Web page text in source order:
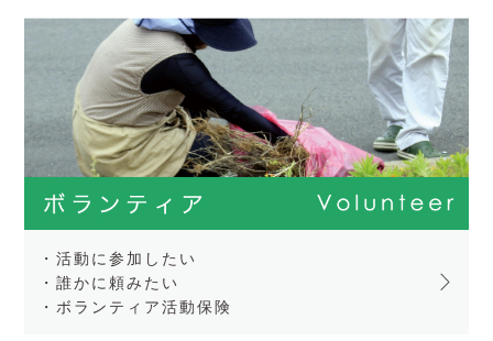
・活動に参加したい
・誰かに頼みたい
・ボランティア活動保険